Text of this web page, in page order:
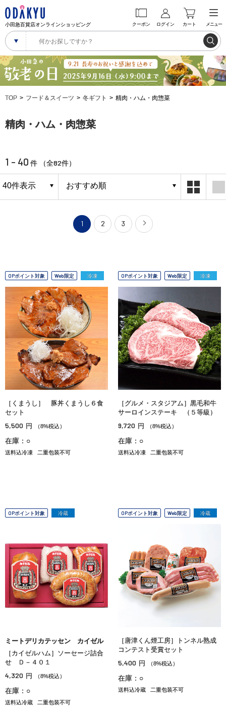
小田急百貨店オンラインショッピング クーポン ログイン カート メニュー
TOP フード＆スイーツ 冬ギフト 精肉・ハム・肉惣菜
精肉・ハム・肉惣菜
1 - 40 件 （全82件）
1 2 3
OPポイント対象 Web限定 冷凍
［くまうし］ 豚丼くまうし６食
セット
5,500 円 （8%税込）
在庫：○
送料込冷凍 二重包装不可
OPポイント対象 Web限定 冷凍
［グルメ・スタジアム］黒毛和牛
サーロインステーキ （５等級）
9,720 円 （8%税込）
在庫：○
送料込冷凍 二重包装不可
OPポイント対象 冷蔵
ミートデリカテッセン カイゼル
［カイゼルハム］ソーセージ詰合
せ Ｄ－４０１
4,320 円 （8%税込）
在庫：○
送料込冷蔵 二重包装不可
OPポイント対象 Web限定 冷蔵
［唐津くん煙工房］トンネル熟成
コンテスト受賞セット
5,400 円 （8%税込）
在庫：○
送料込冷蔵 二重包装不可